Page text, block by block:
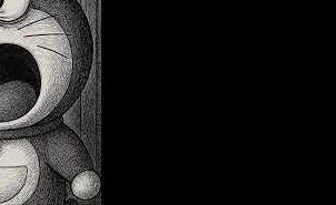
」的摩根士丹利分析師 Shawn
度大轉彎。他在最新報告中指出，
業最激烈的股價修正 已進入尾
值水位反而提供了具吸引力的「戰
會。 Kim 在報告中指出，市場對記
焦點，正從「價格週期何時